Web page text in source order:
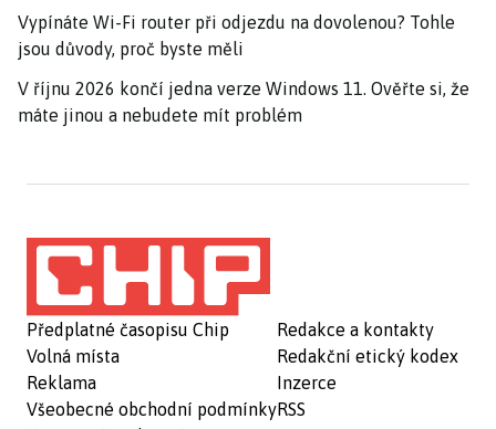
Vypínáte Wi-Fi router při odjezdu na dovolenou? Tohle
jsou důvody, proč byste měli
V říjnu 2026 končí jedna verze Windows 11. Ověřte si, že
máte jinou a nebudete mít problém
Předplatné časopisu Chip
Volná místa
Reklama
Všeobecné obchodní podmínky
Redakce a kontakty
Redakční etický kodex
Inzerce
RSS